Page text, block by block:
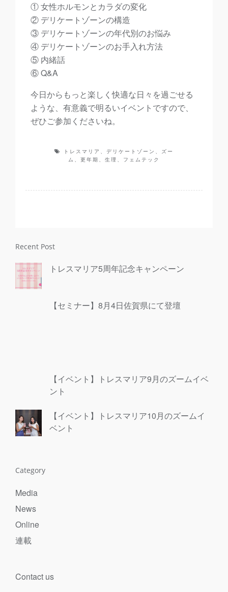
① 女性ホルモンとカラダの変化
② デリケートゾーンの構造
③ デリケートゾーンの年代別のお悩み
④ デリケートゾーンのお手入れ方法
⑤ 内緒話
⑥ Q&A
今日からもっと楽しく快適な日々を過ごせる
ような、有意義で明るいイベントですので、
ぜひご参加くださいね。
トレスマリア、デリケートゾーン、ズー
ム、更年期、生理、フェムテック
Recent Post
トレスマリア5周年記念キャンペーン
【セミナー】8月4日佐賀県にて登壇
【イベント】トレスマリア9月のズームイベ
ント
【イベント】トレスマリア10月のズームイ
ベント
Category
Media
News
Online
連載
Contact us